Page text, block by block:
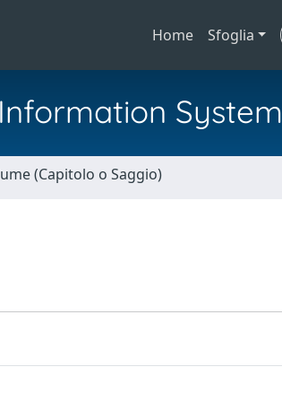
Home Sfoglia
System
(Capitolo o Saggio)